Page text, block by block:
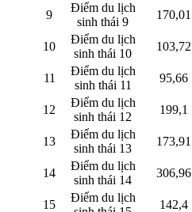
9
Điểm du lịch
sinh thái 9
170,01
10
Điểm du lịch
sinh thái 10
103,72
11
Điểm du lịch
sinh thái 11
95,66
12
Điểm du lịch
sinh thái 12
199,1
13
Điểm du lịch
sinh thái 13
173,91
14
Điểm du lịch
sinh thái 14
306,96
15
Điểm du lịch
142,4